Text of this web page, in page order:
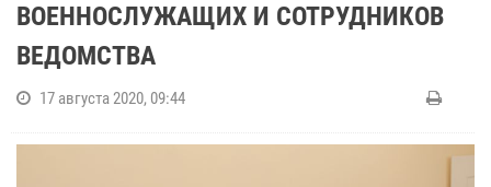
ВОЕННОСЛУЖАЩИХ И СОТРУДНИКОВ
ВЕДОМСТВА
17 августа 2020, 09:44